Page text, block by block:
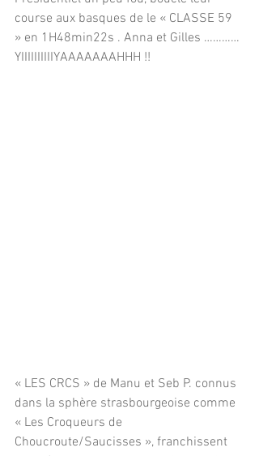
course aux basques de le « CLASSE 59
» en 1H48min22s . Anna et Gilles …………
YIIIIIIIIIIYAAAAAAAHHH !!
« LES CRCS » de Manu et Seb P. connus
dans la sphère strasbourgeoise comme
« Les Croqueurs de
Choucroute/Saucisses », franchissent